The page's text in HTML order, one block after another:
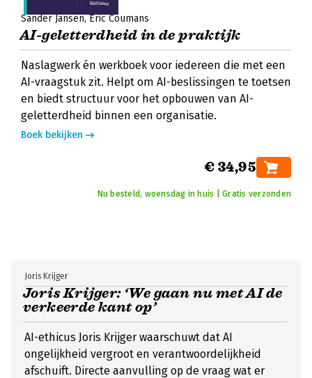
Sander Jansen Eric Coumans
AI-geletterdheid in de praktijk
Naslagwerk én werkboek voor iedereen die met een
AI-vraagstuk zit. Helpt om AI-beslissingen te toetsen
en biedt structuur voor het opbouwen van AI-
geletterdheid binnen een organisatie.
Boek bekijken
€ 34,95
Nu besteld, woensdag in huis | Gratis verzonden
Joris Krijger: ‘We gaan nu met AI de
verkeerde kant op’
Joris Krijger
AI-ethicus Joris Krijger waarschuwt dat AI
ongelijkheid vergroot en verantwoordelijkheid
afschuift. Directe aanvulling op de vraag wat er